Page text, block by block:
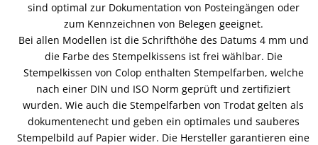
sind optimal zur Dokumentation von Posteingängen oder
zum Kennzeichnen von Belegen geeignet.
Bei allen Modellen ist die Schrifthöhe des Datums 4 mm und
die Farbe des Stempelkissens ist frei wählbar. Die
Stempelkissen von Colop enthalten Stempelfarben, welche
nach einer DIN und ISO Norm geprüft und zertifiziert
wurden. Wie auch die Stempelfarben von Trodat gelten als
dokumentenecht und geben ein optimales und sauberes
Stempelbild auf Papier wider. Die Hersteller garantieren eine